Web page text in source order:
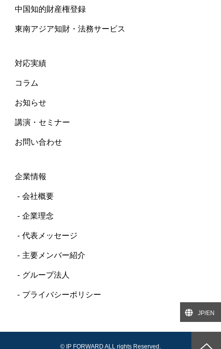
中国知的財産権登録
東南アジア知財・法務サービス
対応実績
コラム
お知らせ
講演・セミナー
お問い合わせ
企業情報
会社概要
企業理念
代表メッセージ
主要メンバー紹介
グループ法人
プライバシーポリシー
JP/EN
© IP FORWARD ALL rights Reserved.